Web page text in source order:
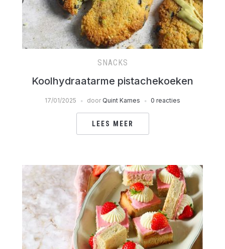
SNACKS
Koolhydraatarme pistachekoeken
17/01/2025 door Quint Kames 0 reacties
LEES MEER